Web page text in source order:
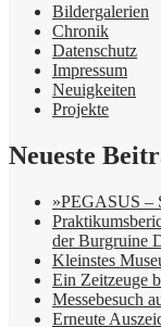
Bildergalerien
Chronik
Datenschutz
Impressum
Neuigkeiten
Projekte
Neueste
»PEGASUS –
der Burgruine
Kleinstes
Ein Zeitzeuge
Messebesuch
Erneute